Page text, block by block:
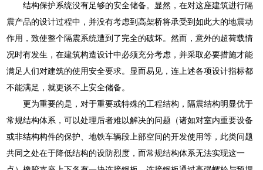
结构保护系统没有足够的安全储备。显然，在对这座建筑进行隔
震产品的设计过程中，并没有考虑到高架桥将承受到如此大的地震动
作用，致使整个隔震系统遭到了完全的破坏。然而，意外的超荷载情
况时有发生，在建筑构造设计中必须充分考虑，并采取必要措施才能
满足人们对建筑的使用安全要求。显而易见，连上述各项设计指标都
不能满足，就更谈不上安全储备。
更为重要的是，对于重要或特殊的工程结构，隔震结构明显优于
常规结构体系，可以处理后者难以解决的问题（诸如对室内重要设备
或非结构构件的保护、地铁车辆段上部空间的开发使用等，此类问题
共同之处在于降低结构的设防烈度，而常规结构体系无法实现这一